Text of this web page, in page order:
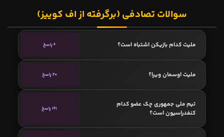
سوالات تصادفی (برگرفته از اف کوییز)
ملیت کدام بازیکن اشتباه است؟ 6 پاسخ
ملیت اوسمان ویرا؟ 20 پاسخ
تیم ملی جمهوری چک عضو کدام
کنفدراسیون است؟
161 پاسخ